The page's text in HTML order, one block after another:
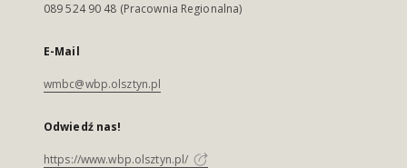
089 524 90 48 (Pracownia Regionalna)
E-Mail
wmbc@wbp.olsztyn.pl
Odwiedź nas!
https://www.wbp.olsztyn.pl/